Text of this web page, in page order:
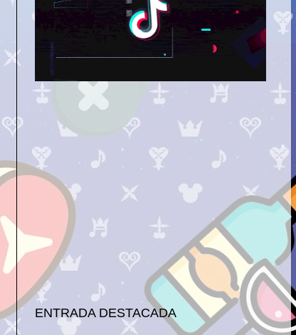
ENTRADA DESTACADA